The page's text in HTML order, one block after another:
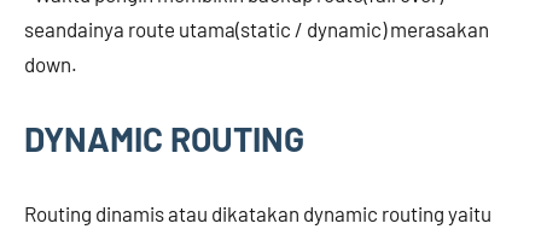
seandainya route utama(static / dynamic) merasakan
down.
DYNAMIC ROUTING
Routing dinamis atau dikatakan dynamic routing yaitu